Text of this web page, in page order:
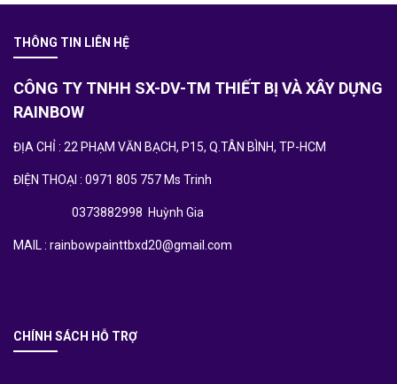
THÔNG TIN LIÊN HỆ
CÔNG TY TNHH SX-DV-TM THIẾT BỊ VÀ XÂY DỰNG
RAINBOW
ĐỊA CHỈ : 22 PHẠM VĂN BẠCH, P15, Q.TÂN BÌNH, TP-HCM
ĐIỆN THOẠI : 0971 805 757 Ms Trinh
0373882998 Huỳnh Gia
MAIL : rainbowpainttbxd20@gmail.com
CHÍNH SÁCH HỖ TRỢ